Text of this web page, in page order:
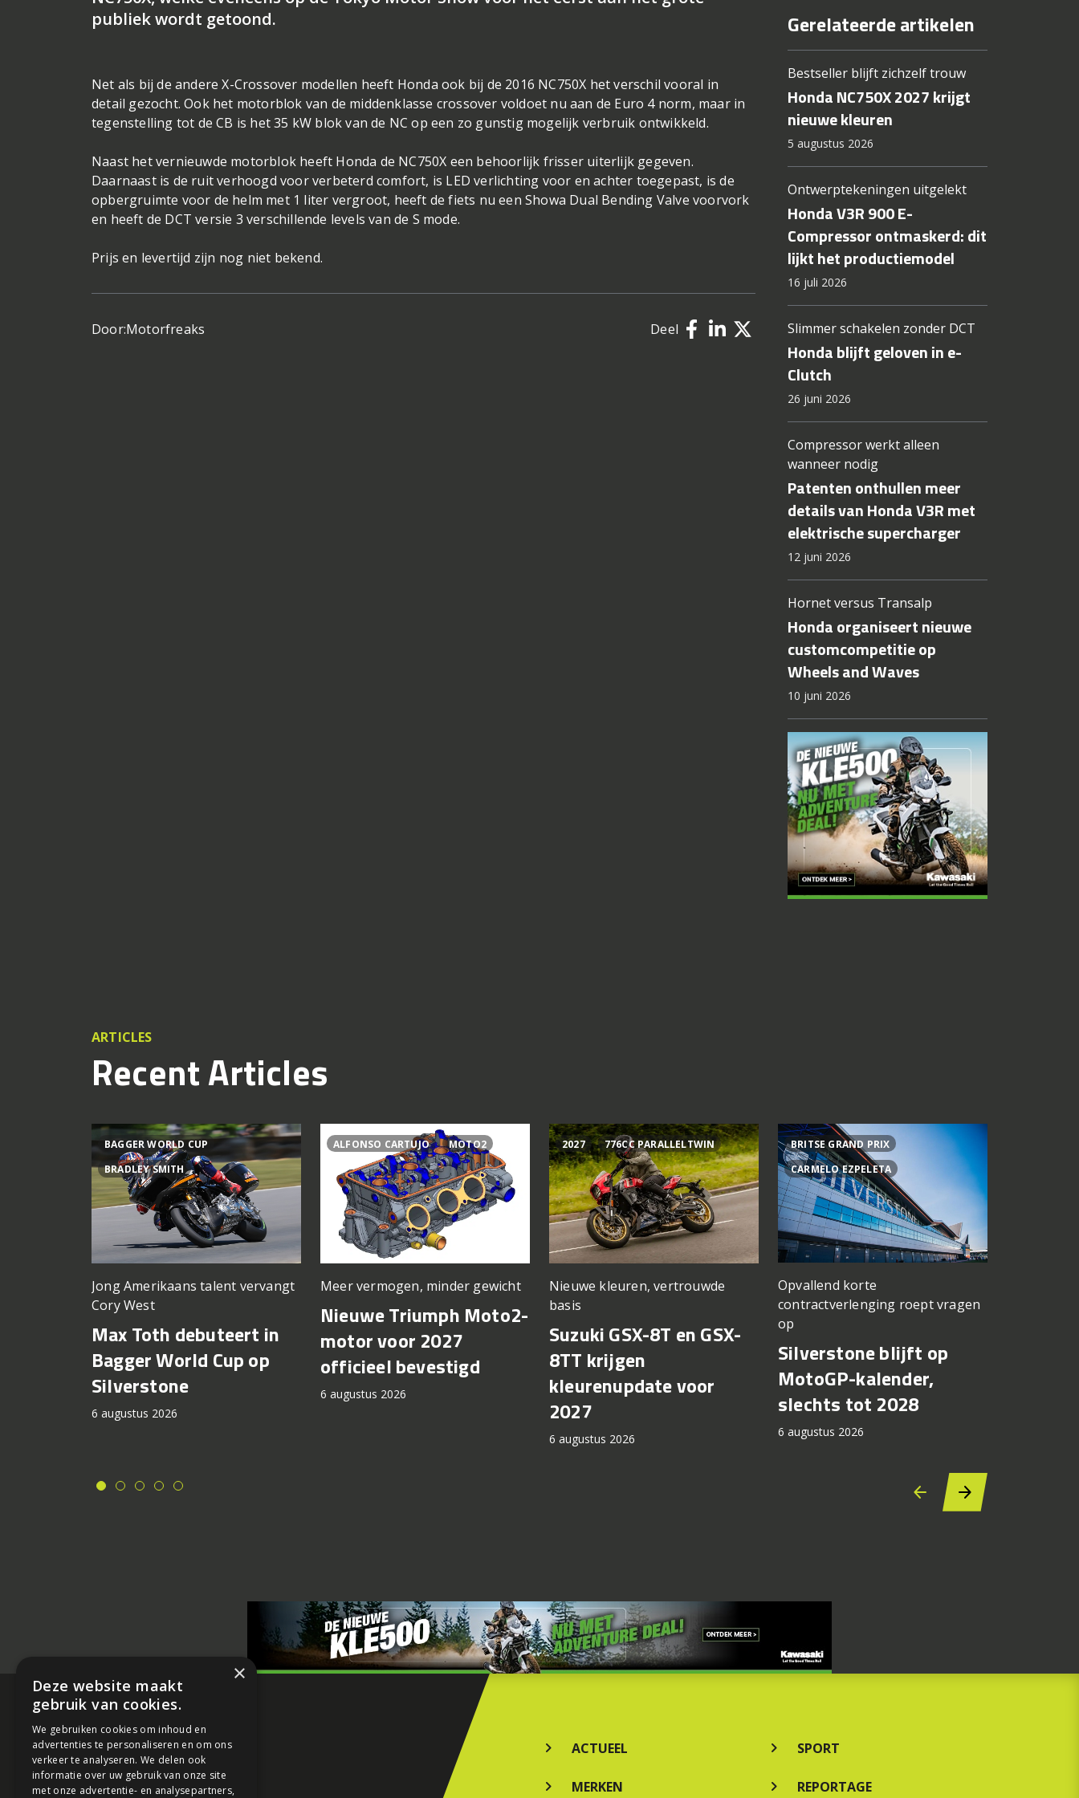
publiek wordt getoond.
Net als bij de andere X-Crossover modellen heeft Honda ook bij de 2016 NC750X het verschil vooral in
detail gezocht. Ook het motorblok van de middenklasse crossover voldoet nu aan de Euro 4 norm, maar in
tegenstelling tot de CB is het 35 kW blok van de NC op een zo gunstig mogelijk verbruik ontwikkeld.
Naast het vernieuwde motorblok heeft Honda de NC750X een behoorlijk frisser uiterlijk gegeven.
Daarnaast is de ruit verhoogd voor verbeterd comfort, is LED verlichting voor en achter toegepast, is de
opbergruimte voor de helm met 1 liter vergroot, heeft de fiets nu een Showa Dual Bending Valve voorvork
en heeft de DCT versie 3 verschillende levels van de S mode.
Prijs en levertijd zijn nog niet bekend.
Door:Motorfreaks Deel
Gerelateerde artikelen
Bestseller blijft zichzelf trouw
Honda NC750X 2027 krijgt
nieuwe kleuren
5 augustus 2026
Ontwerptekeningen uitgelekt
Honda V3R 900 E-
Compressor ontmaskerd: dit
lijkt het productiemodel
16 juli 2026
Slimmer schakelen zonder DCT
Honda blijft geloven in e-
Clutch
26 juni 2026
Compressor werkt alleen
wanneer nodig
Patenten onthullen meer
details van Honda V3R met
elektrische supercharger
12 juni 2026
Hornet versus Transalp
Honda organiseert nieuwe
customcompetitie op
Wheels and Waves
10 juni 2026
ARTICLES
Recent Articles
BAGGER WORLD CUP
BRADLEY SMITH
Jong Amerikaans talent vervangt
Cory West
Max Toth debuteert in
Bagger World Cup op
Silverstone
6 augustus 2026
ALFONSO CARTUJO MOTO2
Meer vermogen, minder gewicht
Nieuwe Triumph Moto2-
motor voor 2027
officieel bevestigd
6 augustus 2026
2027 776CC PARALLELTWIN
Nieuwe kleuren, vertrouwde
basis
Suzuki GSX-8T en GSX-
8TT krijgen
kleurenupdate voor
2027
6 augustus 2026
BRITSE GRAND PRIX
CARMELO EZPELETA
Opvallend korte
contractverlenging roept vragen
op
Silverstone blijft op
MotoGP-kalender,
slechts tot 2028
6 augustus 2026
ACTUEEL
MERKEN
SPORT
REPORTAGE
×
Deze website maakt
gebruik van cookies.
We gebruiken cookies om inhoud en
advertenties te personaliseren en om ons
verkeer te analyseren. We delen ook
informatie over uw gebruik van onze site
met onze advertentie- en analysepartners,